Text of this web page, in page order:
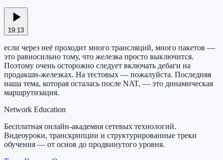
19:13
если через неё проходит много трансляций, много пакетов —
это равносильно тому, что железка просто выключится.
Поэтому очень осторожно следует включать дебаги на
продакшн-железках. На тестовых — пожалуйста. Последняя
наша тема, которая осталась после NAT, — это динамическая
маршрутизация.
Network Education
Бесплатная онлайн-академия сетевых технологий.
Видеоуроки, транскрипции и структурированные треки
обучения — от основ до продвинутого уровня.